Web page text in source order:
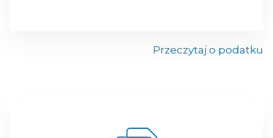
Przeczytaj o podatku